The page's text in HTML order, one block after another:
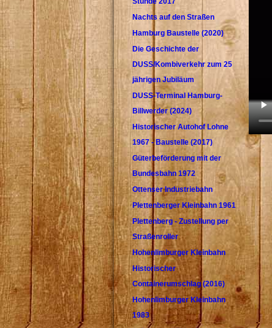
Nachts auf den Straßen
Hamburg Baustelle (2020)
Die Geschichte der
DUSS/Kombiverkehr zum 25
jährigen Jubiläum
DUSS-Terminal Hamburg-
Billwerder (2024)
Historischer Autohof Lohne
1967 - Baustelle (2017)
Güterbeförderung mit der
Bundesbahn 1972
Ottenser Industriebahn
Plettenberger Kleinbahn 1961
Plettenberg - Zustellung per
Straßenroller
Hohenlimburger Kleinbahn
Historischer
Containerumschlag (2016)
Hohenlimburger Kleinbahn
1983